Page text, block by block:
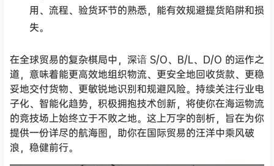
用、流程、验货环节的熟悉，能有效规避提货陷阱和损
失。
在全球贸易的复杂棋局中，深谙 S/O、B/L、D/O 的运作之
道，意味着能更高效地组织物流、更安全地回收货款、更稳
妥地交付货物、更敏锐地识别和规避风险。持续关注行业电
子化、智能化趋势，积极拥抱技术创新，将使你在海运物流
的竞技场上始终立于不败之地。这上万字的剖析，旨在为你
提供一份详尽的航海图，助你在国际贸易的汪洋中乘风破
浪，稳健前行。